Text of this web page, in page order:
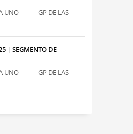
UNO GP DE LAS
| SEGMENTO DE
UNO GP DE LAS